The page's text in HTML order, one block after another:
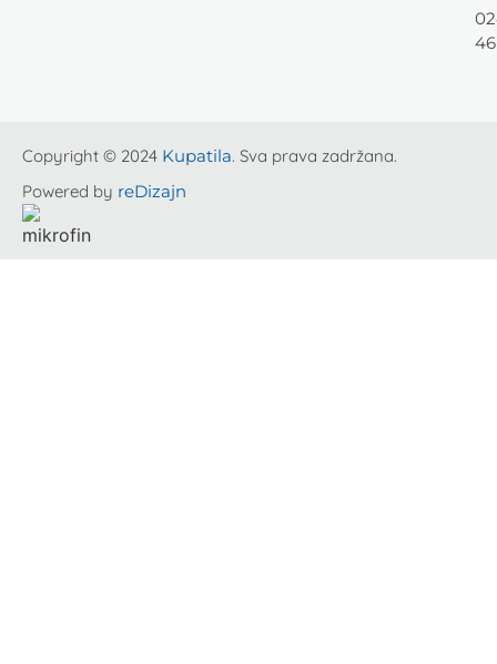
46
Copyright © 2024 Kupatila. Sva prava zadržana.
Powered by reDizajn